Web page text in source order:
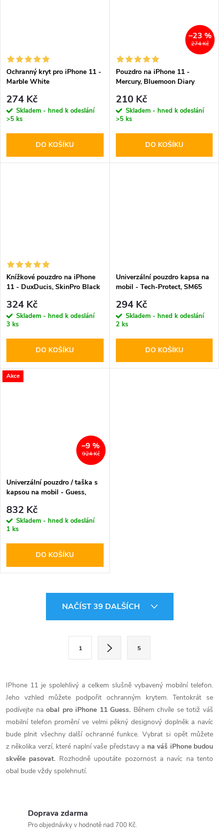
Ochranný kryt pro iPhone 11 -
Marble White
274 Kč
Skladem - hned k odeslání
>5 ks
DO KOŠÍKU
274 Kč
–23 %
Pouzdro na iPhone 11 -
Mercury, Bluemoon Diary
210 Kč
Skladem - hned k odeslání
>5 ks
DO KOŠÍKU
Knížkové pouzdro na iPhone
11 - DuxDucis, SkinPro Black
324 Kč
Skladem - hned k odeslání
3 ks
DO KOŠÍKU
Univerzální pouzdro kapsa na
mobil - Tech-Protect, SM65
294 Kč
Skladem - hned k odeslání
2 ks
DO KOŠÍKU
Akce
924 Kč
–9 %
Univerzální pouzdro / taška s
kapsou na mobil - Guess,
832 Kč
Skladem - hned k odeslání
1 ks
DO KOŠÍKU
d
a
c
í
p
r
NAČÍST 39 DALŠÍCH
á
n
k
o
v
á
n
1 5
IPhone 11 je spolehlivý a celkem slušně vybavený mobilní telefon.
Jeho vzhled můžete podpořit ochranným krytem. Tentokrát se
podívejte naobal pro iPhone 11 Guess. Během chvíle se totiž váš
mobilní telefon promění ve velmi pěkný designový doplněk a navíc
bude plnit všechny další ochranné funkce. Vybrat si opět můžete
z několika verzí, které naplní vaše představy a na váš iPhone budou
skvěle pasovat. Rozhodně upoutáte pozornost a navíc na tento
obal bude vždy spolehnutí.
Doprava zdarma
Pro objednávky v hodnotě nad 700 Kč.